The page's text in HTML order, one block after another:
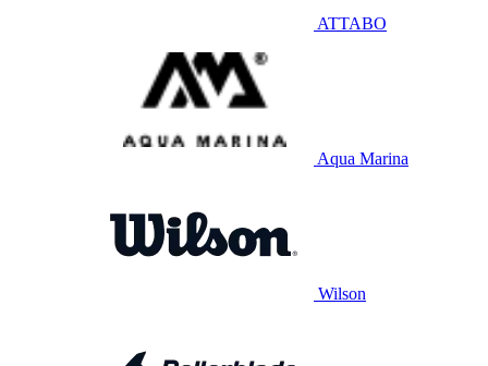
ATTABO
Aqua Marina
Wilson